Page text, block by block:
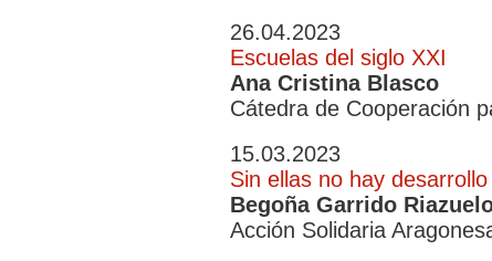
26.04.2023
Escuelas del siglo XXI
Ana Cristina Blasco
Cátedra de Cooperación
15.03.2023
Sin ellas no hay desarrollo
Begoña Garrido
Acción Solidaria